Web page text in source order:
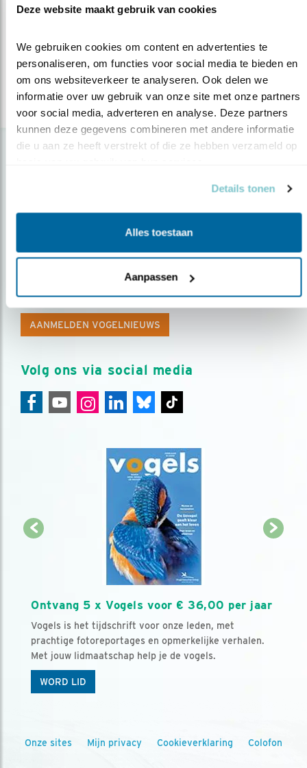
Deze website maakt gebruik van cookies
We gebruiken cookies om content en advertenties te
personaliseren, om functies voor social media te bieden en
om ons websiteverkeer te analyseren. Ook delen we
informatie over uw gebruik van onze site met onze partners
voor social media, adverteren en analyse. Deze partners
kunnen deze gegevens combineren met andere informatie
die u aan ze heeft verstrekt of die ze hebben verzameld op
Details tonen
Alles toestaan
Aanpassen
Gieren: een kwestie van dood en leven
uit. BirdLife Africa heeft ee..
Op de hoogte blijven?
Meld je aan en ontvang nieuws, inspiratie, acties en tips
over vogels en activiteiten van Vogelbescherming.
AANMELDEN VOGELNIEUWS
Volg ons via social media
Ontvang 5 x Vogels voor € 36,00 per jaar
Vogels is het tijdschrift voor onze leden, met
prachtige fotoreportages en opmerkelijke verhalen.
Met jouw lidmaatschap help je de vogels.
WORD LID
Onze sites Mijn privacy Cookieverklaring Colofon